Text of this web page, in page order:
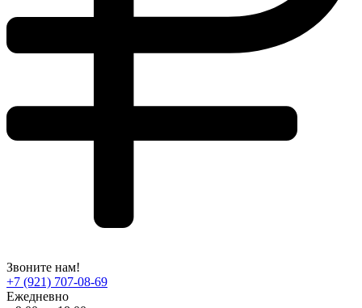
Звоните нам!
+7 (921) 707-08-69
Ежедневно